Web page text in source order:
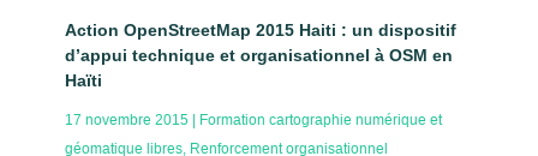
Action OpenStreetMap 2015 Haiti : un dispositif
d’appui technique et organisationnel à OSM en
Haïti
17 novembre 2015
Formation cartographie numérique et
géomatique libres, Renforcement organisationnel